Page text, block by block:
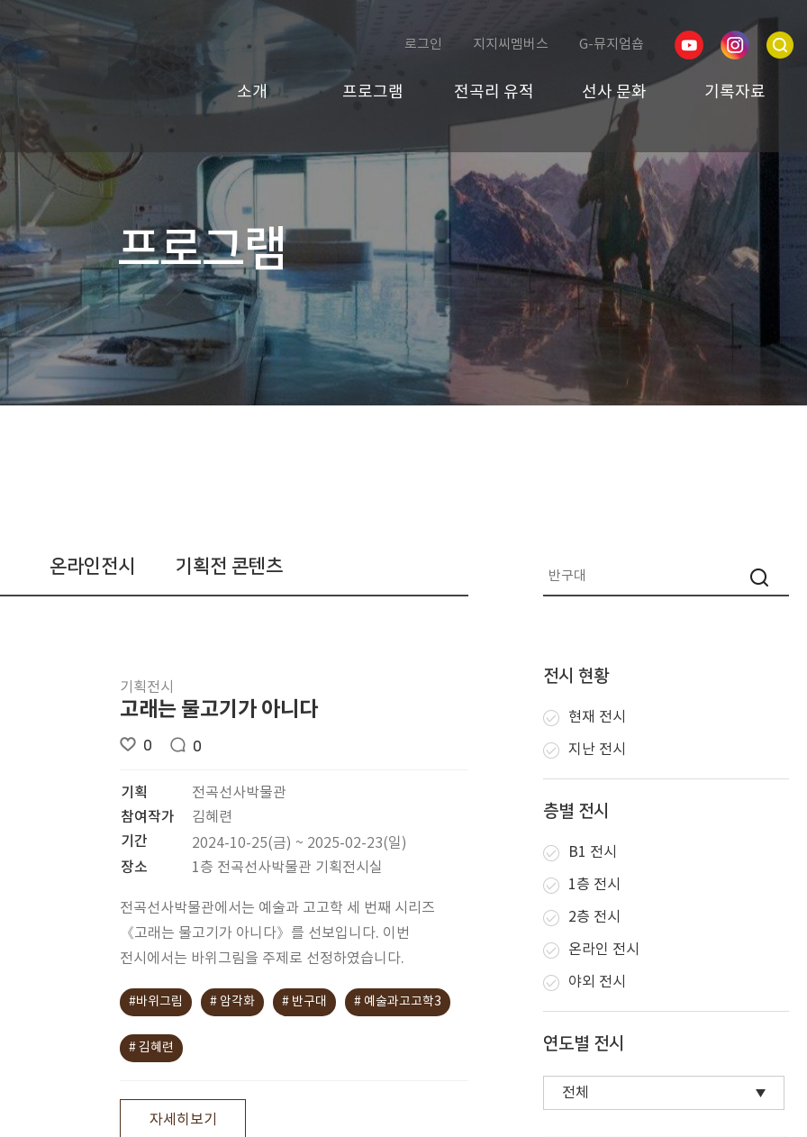
로그인 지지씨멤버스 G-뮤지엄숍
소개 프로그램 전곡리 유적 선사 문화 기록자료
프로그램
온라인전시 기획전 콘텐츠
기획전시
고래는 물고기가 아니다
0 0
기획
전곡선사박물관
참여작가
김혜련
기간
2024-10-25(금) ~ 2025-02-23(일)
장소 1층 전곡선사박물관 기획전시실
전곡선사박물관에서는 예술과 고고학 세 번째 시리즈
《고래는 물고기가 아니다》를 선보입니다. 이번
전시에서는 바위그림을 주제로 선정하였습니다.
#바위그림 # 암각화 # 반구대 # 예술과고고학3
# 김혜련
자세히보기
전시 현황
현재 전시
지난 전시
층별 전시
B1 전시
1층 전시
2층 전시
온라인 전시
야외 전시
연도별 전시